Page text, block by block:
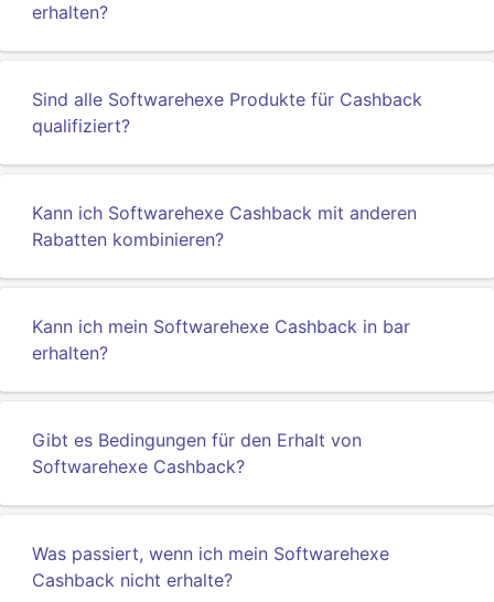
erhalten?
Sind alle Softwarehexe Produkte für Cashback
qualifiziert?
Kann ich Softwarehexe Cashback mit anderen
Rabatten kombinieren?
Kann ich mein Softwarehexe Cashback in bar
erhalten?
Gibt es Bedingungen für den Erhalt von
Softwarehexe Cashback?
Was passiert, wenn ich mein Softwarehexe
Cashback nicht erhalte?